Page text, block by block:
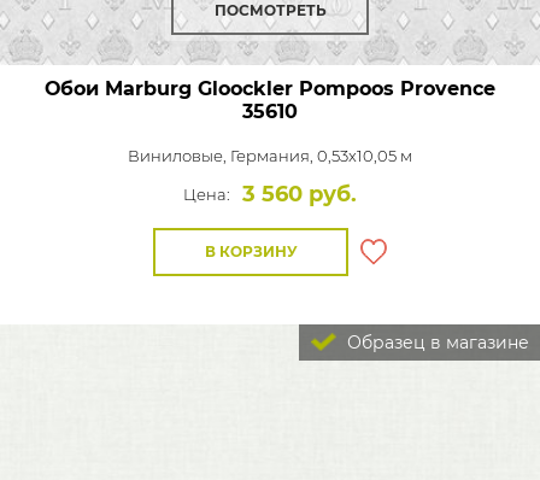
ПОСМОТРЕТЬ
Обои Marburg Gloockler Pompoos Provence
35610
Виниловые, Германия, 0,53x10,05 м
Цена:
3 560 руб.
В КОРЗИНУ
Образец в магазине